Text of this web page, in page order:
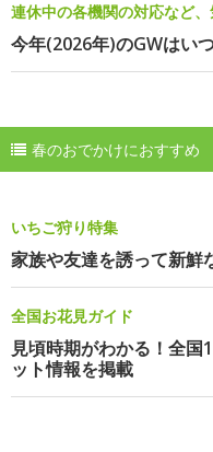
連休中の各機関の対応など
今年(2026年)のGWはい
春のおでかけにおすすめ
いちご狩り特集
家族や友達を誘って新鮮
全国お花見ガイド
見頃時期がわかる！全
ット情報を掲載